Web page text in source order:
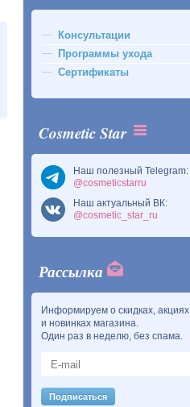
Консультации
Программы ухода
Сертификаты
Cosmetic Star
Наш полезный Telegram:
@cosmeticstarru
Наш актуальный ВК:
@cosmetic_star_ru
Рассылка
Информируем о скидках, акциях
и новинках магазина.
Один раз в неделю, без спама.